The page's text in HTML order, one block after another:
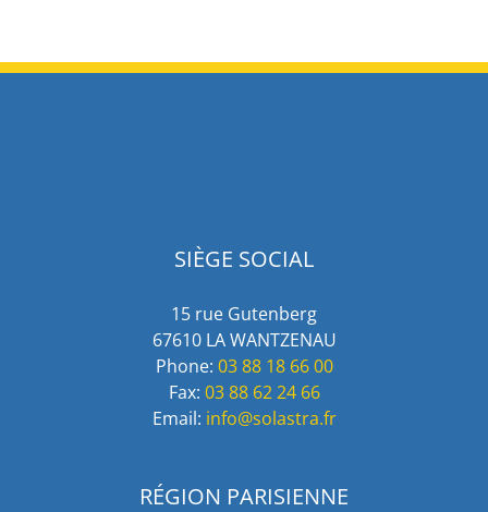
SIÈGE SOCIAL
15 rue Gutenberg
67610 LA WANTZENAU
Phone: 03 88 18 66 00
Fax: 03 88 62 24 66
Email: info@solastra.fr
RÉGION PARISIENNE